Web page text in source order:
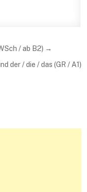
/ ab B2) →
der / die / das (GR / A1)